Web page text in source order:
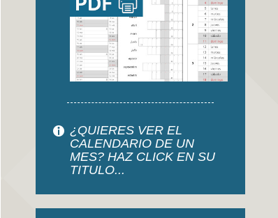
¿QUIERES VER EL
CALENDARIO DE UN
MES? HAZ CLICK EN SU
TITULO...